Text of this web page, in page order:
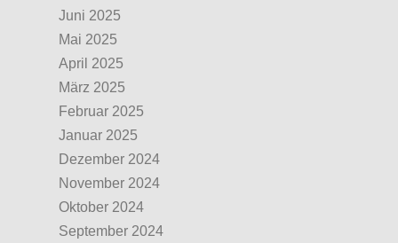
Juni 2025
Mai 2025
April 2025
März 2025
Februar 2025
Januar 2025
Dezember 2024
November 2024
Oktober 2024
September 2024